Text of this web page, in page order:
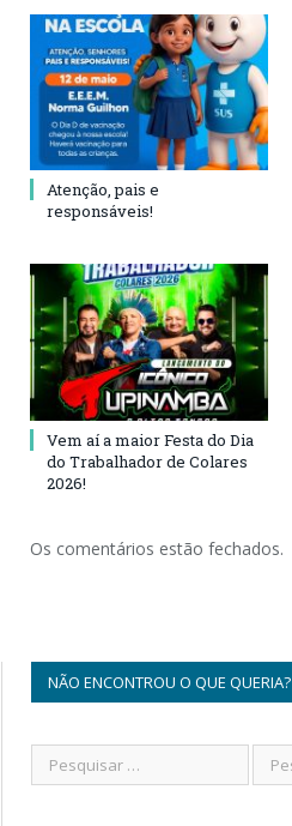
Atenção, pais e
responsáveis!
Vem aí a maior Festa do Dia
do Trabalhador de Colares
2026!
Os comentários estão fechados.
NÃO ENCONTROU O QUE QUERIA?